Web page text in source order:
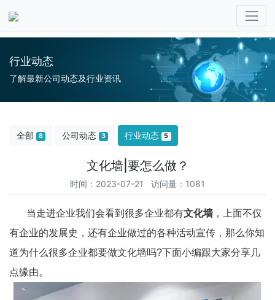
行业动态
了解最新公司动态及行业资讯
全部 8 公司动态 3 行业动态 5
文化墙|要怎么做？
时间：2023-07-21 访问量：1081
当走进企业我们会看到很多企业都有文化墙，上面不仅
有企业的发展史，还有企业做过的各种活动宣传，那么你知
道为什么很多企业都要做文化墙吗?下面小编跟大家分享几
点缘由。